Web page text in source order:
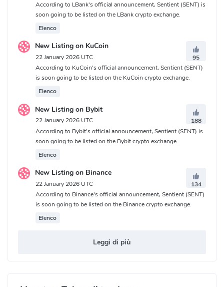
According to LBank's official announcement, Sentient (SENT) is
soon going to be listed on the LBank crypto exchange.
Elenco
New Listing on KuCoin
22 January 2026 UTC
95
According to KuCoin's official announcement, Sentient (SENT)
is soon going to be listed on the KuCoin crypto exchange.
Elenco
New Listing on Bybit
22 January 2026 UTC
188
According to Bybit's official announcement, Sentient (SENT) is
soon going to be listed on the Bybit crypto exchange.
Elenco
New Listing on Binance
22 January 2026 UTC
134
According to Binance's official announcement, Sentient (SENT)
is soon going to be listed on the Binance crypto exchange.
Elenco
Leggi di più